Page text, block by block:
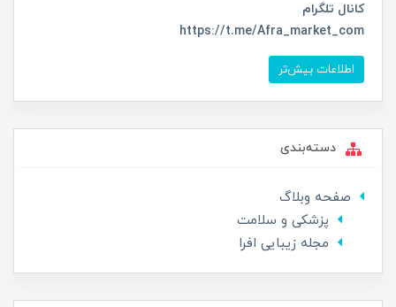
کانال تلگرام
https://t.me/Afra_market_com
اطلاعات بیش‌تر
دسته‌بندی
صفحه وبلاگ
پزشکی و سلامت
مجله زیبایی افرا